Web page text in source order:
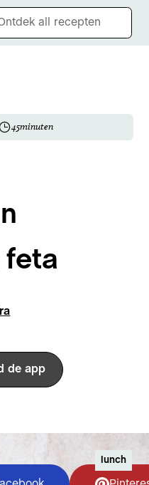
45minuten
feta
de app
lunch